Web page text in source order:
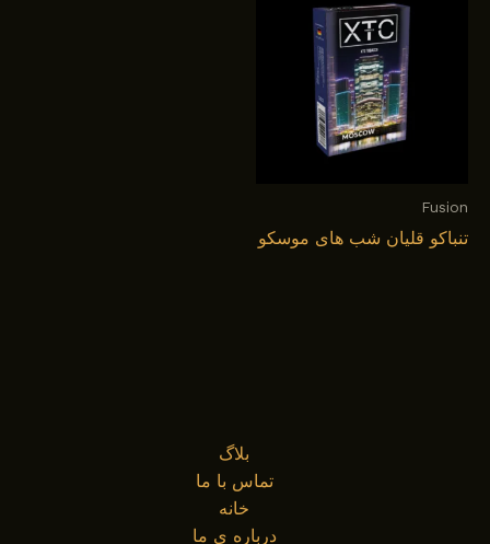
Fusion
تنباکو قلیان شب های موسکو
بلاگ
تماس با ما
خانه
درباره ی ما